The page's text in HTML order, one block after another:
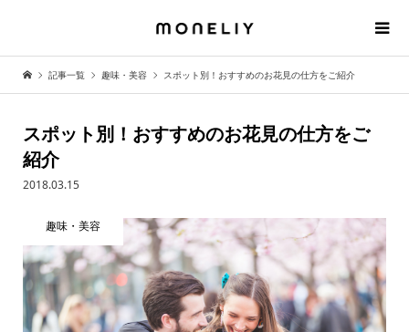
記事一覧 趣味・美容 スポット別！おすすめのお花見の仕方をご紹介
スポット別！おすすめのお花見の仕方をご
紹介
2018.03.15
趣味・美容